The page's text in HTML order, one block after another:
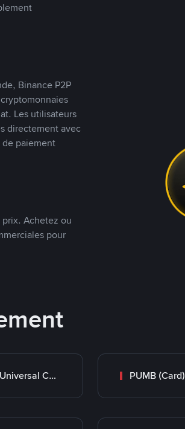
Binance P2P
Les utilisateurs
directement avec
de paiement
prix. Achetez ou
pour
Privat Bank (Universal Card) PUMB (Card)